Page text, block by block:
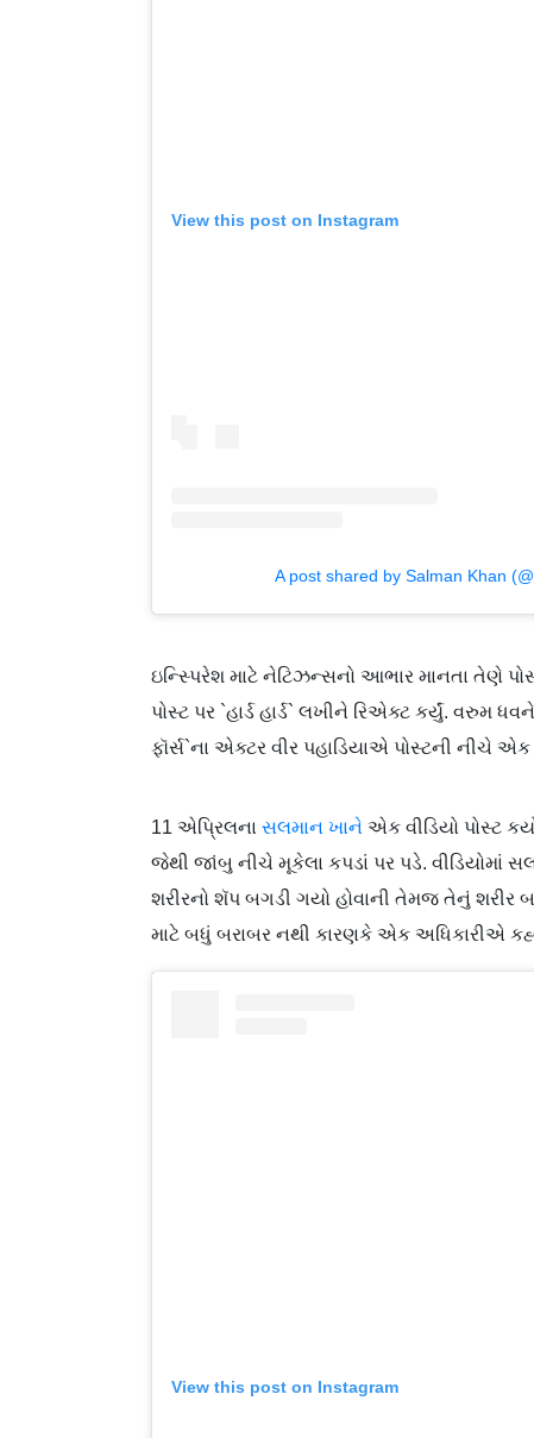
View this post on Instagram
A post shared by Salman Khan
ઇન્સ્પિરેશ માટે નેટિઝન્સનો આભાર માનતા તેણે
પોસ્ટ પર `હાર્ડ હાર્ડ` લખીને રિએક્ટ કર્યું. વરુમ
ફૉર્સ`ના એક્ટર વીર પહાડિયાએ પોસ્ટની નીચે
11 એપ્રિલના સલમાન ખાને એક વીડિયો પોસ્ટ
જેથી જાંબુ નીચે મૂકેલા કપડાં પર પડે.
શરીરનો શૅપ બગડી ગયો હોવાની તેમજ તેનું
માટે બધું બરાબર નથી કારણકે એક અધિકારીએ
View this post on Instagram